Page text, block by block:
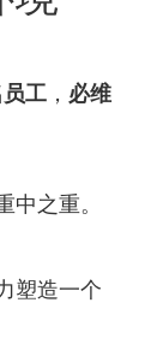
工 ， 必维
中之重。
塑造一个